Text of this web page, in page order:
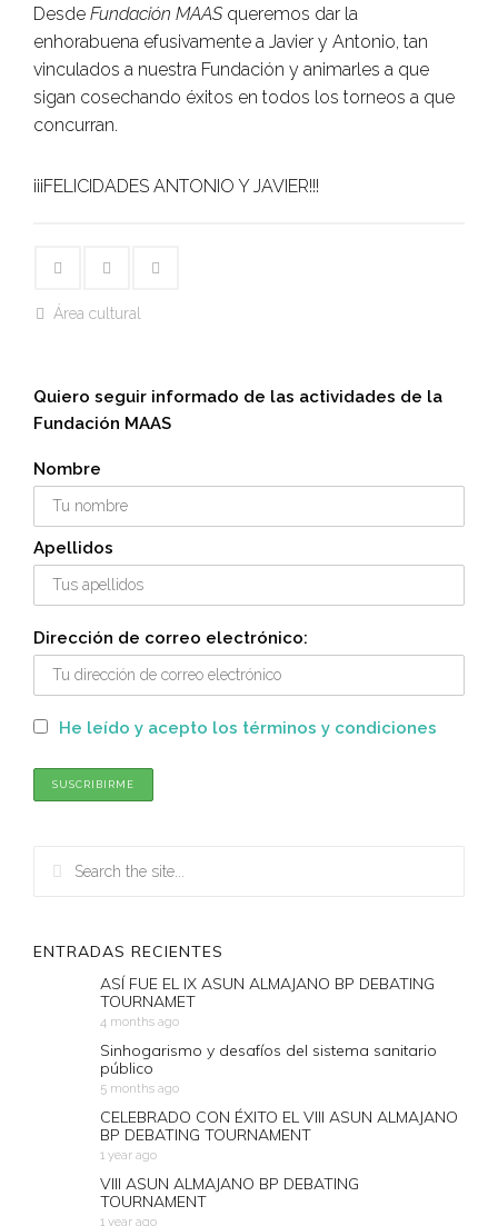
Desde Fundación MAAS queremos dar la
enhorabuena efusivamente a Javier y Antonio, tan
vinculados a nuestra Fundación y animarles a que
sigan cosechando éxitos en todos los torneos a que
concurran.
¡¡¡FELICIDADES ANTONIO Y JAVIER!!!
Área cultural
Quiero seguir informado de las actividades de la
Fundación MAAS
Nombre
Apellidos
Dirección de correo electrónico:
He leído y acepto los términos y condiciones
ENTRADAS RECIENTES
ASÍ FUE EL IX ASUN ALMAJANO BP DEBATING
TOURNAMET
4 months ago
Sinhogarismo y desafíos del sistema sanitario
público
5 months ago
CELEBRADO CON ÉXITO EL VIII ASUN ALMAJANO
BP DEBATING TOURNAMENT
1 year ago
VIII ASUN ALMAJANO BP DEBATING
TOURNAMENT
1 year ago